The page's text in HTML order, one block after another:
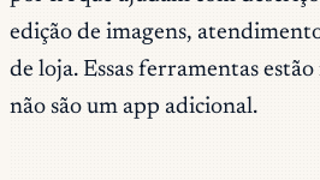
edição de imagens,
de loja. Essas ferramentas
não são um app adicional.